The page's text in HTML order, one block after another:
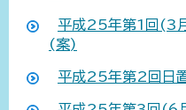
平成25年第1回(3
(案)
平成25年第2回日